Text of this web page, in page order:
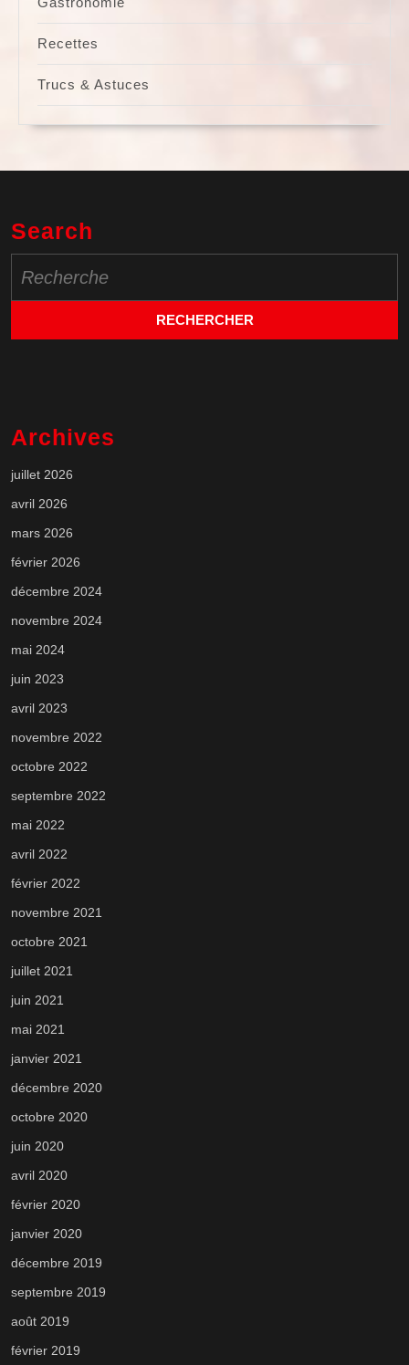
Recettes
Trucs & Astuces
Search
for:
Archives
juillet 2026
avril 2026
mars 2026
février 2026
décembre 2024
novembre 2024
mai 2024
juin 2023
avril 2023
novembre 2022
octobre 2022
septembre 2022
mai 2022
avril 2022
février 2022
novembre 2021
octobre 2021
juillet 2021
juin 2021
mai 2021
janvier 2021
décembre 2020
octobre 2020
juin 2020
avril 2020
février 2020
janvier 2020
décembre 2019
septembre 2019
août 2019
février 2019